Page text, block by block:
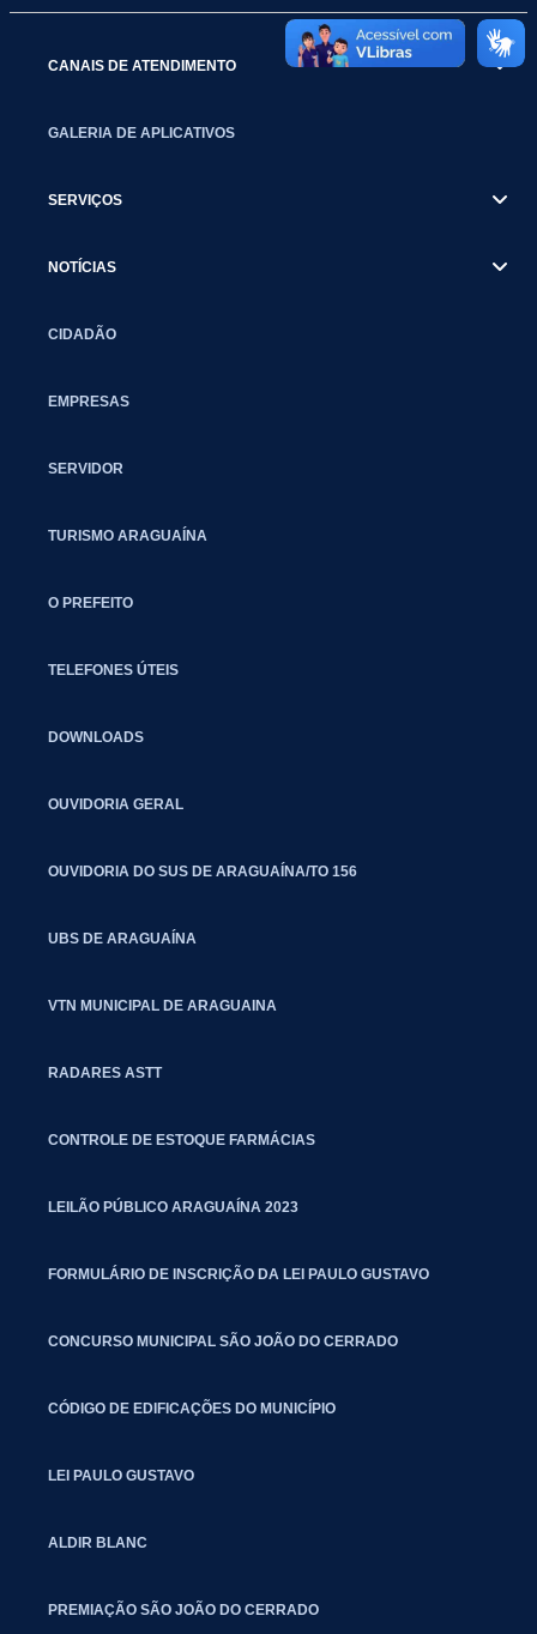
CANAIS DE ATENDIMENTO
GALERIA DE APLICATIVOS
SERVIÇOS
NOTÍCIAS
CIDADÃO
EMPRESAS
SERVIDOR
TURISMO ARAGUAÍNA
O PREFEITO
TELEFONES ÚTEIS
DOWNLOADS
OUVIDORIA GERAL
OUVIDORIA DO SUS DE ARAGUAÍNA/TO 156
UBS DE ARAGUAÍNA
VTN MUNICIPAL DE ARAGUAINA
RADARES ASTT
CONTROLE DE ESTOQUE FARMÁCIAS
LEILÃO PÚBLICO ARAGUAÍNA 2023
FORMULÁRIO DE INSCRIÇÃO DA LEI PAULO GUSTAVO
CONCURSO MUNICIPAL SÃO JOÃO DO CERRADO
CÓDIGO DE EDIFICAÇÕES DO MUNICÍPIO
LEI PAULO GUSTAVO
ALDIR BLANC
PREMIAÇÃO SÃO JOÃO DO CERRADO